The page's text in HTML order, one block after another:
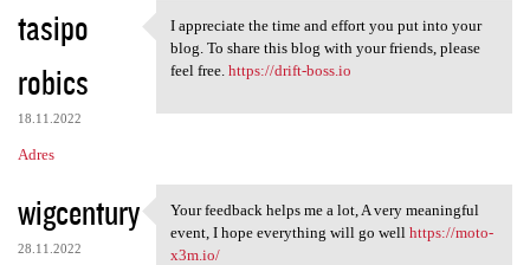
tasipo
robics
18.11.2022
Adres
I appreciate the time and
I appreciate the time and effort you put into your
blog. To share this blog with your friends, please
feel free. https://drift-boss.io
wigcentury
28.11.2022
Your feedback helps me a lot,
Your feedback helps me a lot, A very meaningful
event, I hope everything will go well https://moto-
x3m.io/